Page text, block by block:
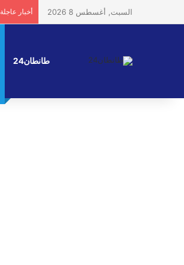
السبت, أغسطس 8 2026 أخبار عاجلة
طانطان24